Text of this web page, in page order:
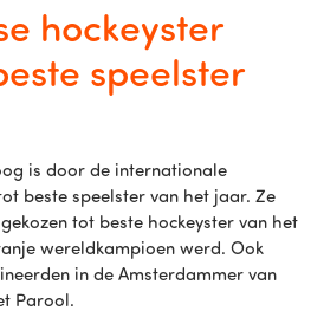
hockeyster
speelster
is door de internationale
beste speelster van het jaar. Ze
tot beste hockeyster van het
wereldkampioen werd. Ook
in de Amsterdammer van
Parool.